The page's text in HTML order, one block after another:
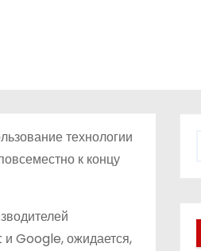
технологии
к концу
Google, ожидается,